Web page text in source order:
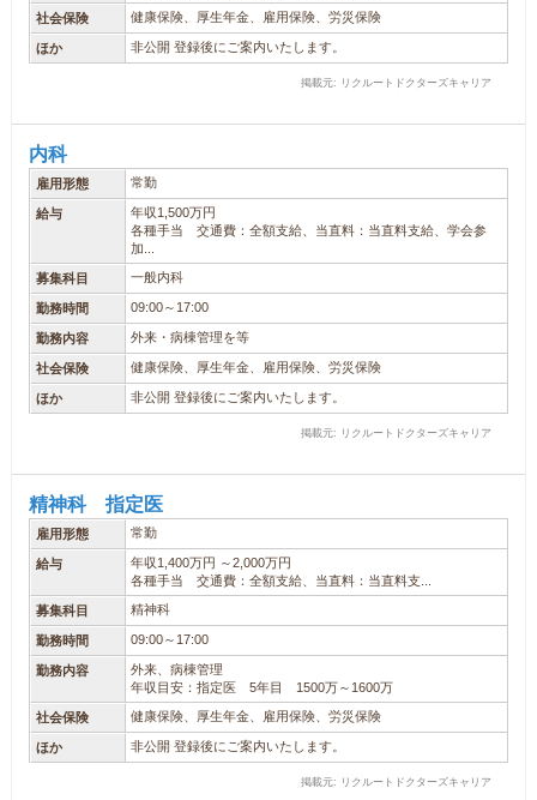
社会保険 健康保険、厚生年金、雇用保険、労災保険
ほか 非公開 登録後にご案内いたします。
掲載元: リクルートドクターズキャリア
内科
雇用形態 常勤
給与
年収1,500万円
各種手当 交通費：全額支給、当直料：当直料支給、学会参
加...
募集科目 一般内科
勤務時間 09:00～17:00
勤務内容 外来・病棟管理を等
社会保険 健康保険、厚生年金、雇用保険、労災保険
ほか 非公開 登録後にご案内いたします。
掲載元: リクルートドクターズキャリア
精神科 指定医
雇用形態 常勤
給与
年収1,400万円 ～2,000万円
各種手当 交通費：全額支給、当直料：当直料支...
募集科目 精神科
勤務時間 09:00～17:00
勤務内容
外来、病棟管理
年収目安：指定医 5年目 1500万～1600万
社会保険 健康保険、厚生年金、雇用保険、労災保険
ほか 非公開 登録後にご案内いたします。
掲載元: リクルートドクターズキャリア